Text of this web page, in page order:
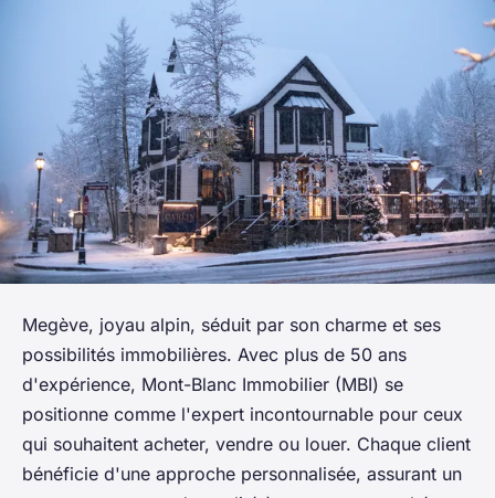
Megève, joyau alpin, séduit par son charme et ses
possibilités immobilières. Avec plus de 50 ans
d'expérience, Mont-Blanc Immobilier (MBI) se
positionne comme l'expert incontournable pour ceux
qui souhaitent acheter, vendre ou louer. Chaque client
bénéficie d'une approche personnalisée, assurant un